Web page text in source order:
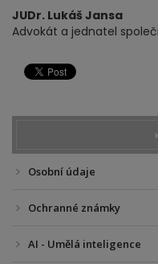
JUDr. Lukáš Jansa
Advokát a jednatel
Osobní údaje
Ochranné známky
AI - Umělá inteligence